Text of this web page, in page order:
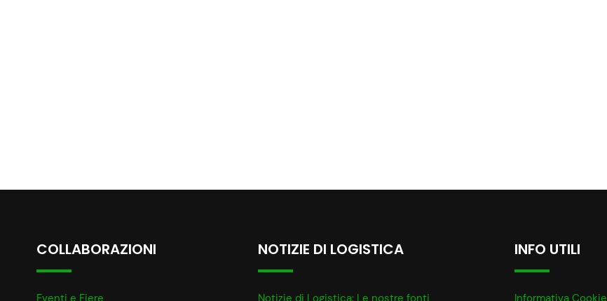
COLLABORAZIONI
Eventi e Fiere
NOTIZIE DI LOGISTICA
Notizie di Logistica: Le nostre fonti
INFO UTILI
Informativa Cookie